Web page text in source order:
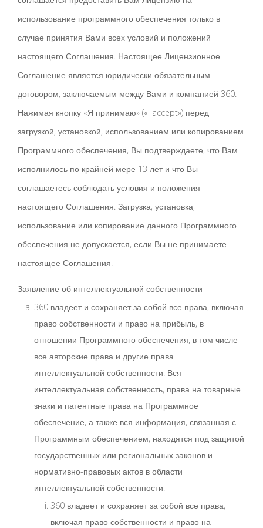
использование программного обеспечения только в
случае принятия Вами всех условий и положений
настоящего Соглашения. Настоящее Лицензионное
Соглашение является юридически обязательным
договором, заключаемым между Вами и компанией 360.
Нажимая кнопку «Я принимаю» («I accept») перед
загрузкой, установкой, использованием или копированием
Программного обеспечения, Вы подтверждаете, что Вам
исполнилось по крайней мере 13 лет и что Вы
соглашаетесь соблюдать условия и положения
настоящего Соглашения. Загрузка, установка,
использование или копирование данного Программного
обеспечения не допускается, если Вы не принимаете
настоящее Соглашения.
Заявление об интеллектуальной собственности
360 владеет и сохраняет за собой все права, включая
право собственности и право на прибыль, в
отношении Программного обеспечения, в том числе
все авторские права и другие права
интеллектуальной собственности. Вся
интеллектуальная собственность, права на товарные
знаки и патентные права на Программное
обеспечение, а также вся информация, связанная с
Программным обеспечением, находятся под защитой
государственных или региональных законов и
нормативно-правовых актов в области
интеллектуальной собственности.
360 владеет и сохраняет за собой все права,
включая право собственности и право на